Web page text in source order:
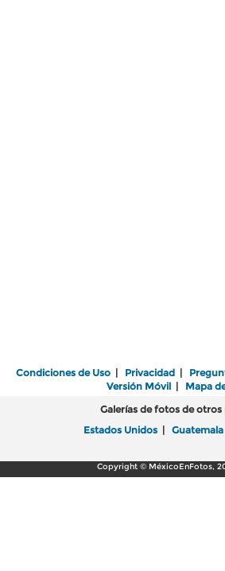
Condiciones de Uso | Privacidad |
Versión Móvil| Mapa
Galerías de fotos de otros
Estados Unidos | Guatemala
Copyright © MéxicoEnFotos,